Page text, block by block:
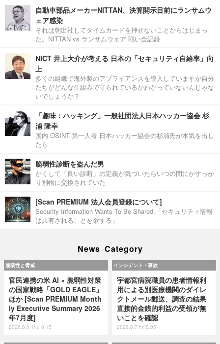
自動車部品メーカーNITTAN、決算開示目前にランサムウ
ェア感染
それは朝出社してタイムカードを押せないことからはじまっ
た。NITTAN vs ランサムウェア 戦い全記録
NICT 井上大介が考える 日本の「セキュリティ自給率」向
上
多くの組織で海外製のアプライアンスを導入していますが自分
たちがどんな仕組みで守られているかわかっていないんじゃな
いでしょうか？
「趣味：ハッキング」一般社団法人日本ハッカー協会 杉
浦 隆幸
国内 OSINT 第一人者 日本ハッカー協会の杉浦氏が本気を出し
たら
脆弱性診断を盗んだ男
かくして「良い診断」の定義が気づいたらいつの間にかすっか
り別物に交換されていた
[Scan PREMIUM 法人会員登録について]
Security Information Wants To Be Shared.「セキュリティ情報
は共有されることを欲する」
News Category
脆弱性と脅威
官民連携の米 AI × 脆弱性対策
の国家戦略「GOLD EAGLE」
ほか [Scan PREMIUM Month
ly Executive Summary 2026
年7月度]
2026.8.6 Thu 8:15
インシデント・事故
宇都宮病院職員の患者情報利
用による別医療機関のダイレ
クトメール郵送、調査の結果
直接的金銭的利益の受領が無
いことを確認
2026.8.7 Fri 8:05